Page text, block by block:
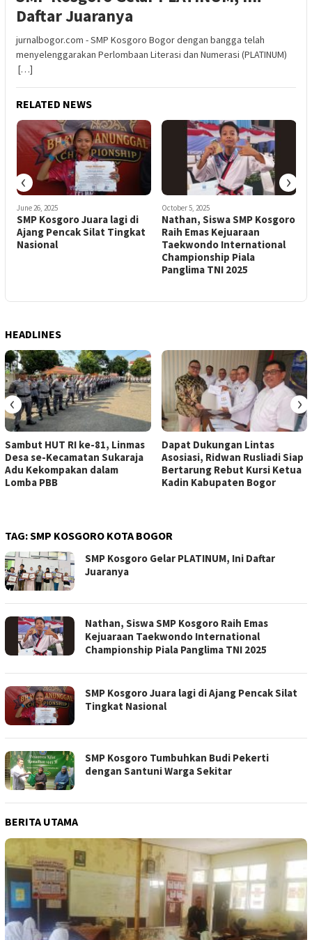
Daftar Juaranya
jurnalbogor.com - SMP Kosgoro Bogor dengan bangga telah
menyelenggarakan Perlombaan Literasi dan Numerasi (PLATINUM)
[…]
RELATED NEWS
June 26, 2025
SMP Kosgoro Juara lagi di
Ajang Pencak Silat Tingkat
Nasional
October 5, 2025
Nathan, Siswa SMP Kosgoro
Raih Emas Kejuaraan
Taekwondo International
Championship Piala
Panglima TNI 2025
‹ ›
HEADLINES
Sambut HUT RI ke-81, Linmas
Desa se-Kecamatan Sukaraja
Adu Kekompakan dalam
Lomba PBB
Dapat Dukungan Lintas
Asosiasi, Ridwan Rusliadi Siap
Bertarung Rebut Kursi Ketua
Kadin Kabupaten Bogor
‹ ›
TAG:SMP KOSGORO KOTA BOGOR
SMP Kosgoro Gelar PLATINUM, Ini Daftar
Juaranya
Nathan, Siswa SMP Kosgoro Raih Emas
Kejuaraan Taekwondo International
Championship Piala Panglima TNI 2025
SMP Kosgoro Juara lagi di Ajang Pencak Silat
Tingkat Nasional
SMP Kosgoro Tumbuhkan Budi Pekerti
dengan Santuni Warga Sekitar
BERITA UTAMA